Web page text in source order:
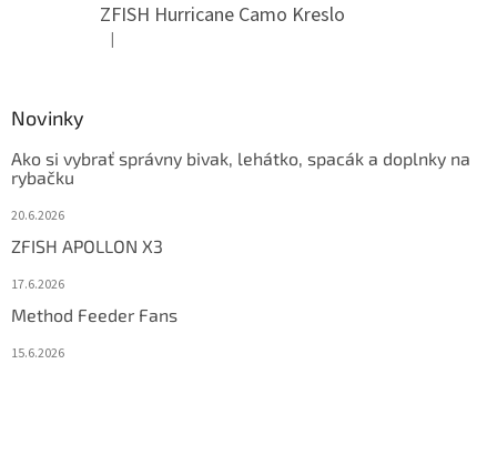
ZFISH Hurricane Camo Kreslo
Hodnotenie produktu je 5 z 5 hviezdičiek.
|
Novinky
Ako si vybrať správny bivak, lehátko, spacák a doplnky na
rybačku
20.6.2026
ZFISH APOLLON X3
17.6.2026
Method Feeder Fans
15.6.2026